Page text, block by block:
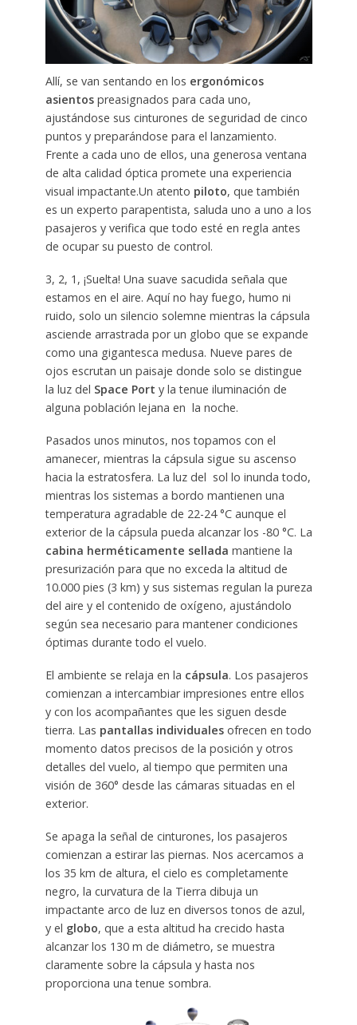
Allí, se van sentando en los ergonómicos
asientospreasignados para cada uno,
ajustándose sus cinturones de seguridad de cinco
puntos y preparándose para el lanzamiento.
Frente a cada uno de ellos, una generosa ventana
de alta calidad óptica promete una experiencia
visual impactante.Un atento piloto, que también
es un experto parapentista, saluda uno a uno a los
pasajeros y verifica que todo esté en regla antes
de ocupar su puesto de control.
3, 2, 1, ¡Suelta! Una suave sacudida señala que
estamos en el aire. Aquí no hay fuego, humo ni
ruido, solo un silencio solemne mientras la cápsula
asciende arrastrada por un globo que se expande
como una gigantesca medusa. Nueve pares de
ojos escrutan un paisaje donde solo se distingue
la luz del Space Port y la tenue iluminación de
alguna población lejana en la noche.
Pasados unos minutos, nos topamos con el
amanecer, mientras la cápsula sigue su ascenso
hacia la estratosfera. La luz del sol lo inunda todo,
mientras los sistemas a bordo mantienen una
temperatura agradable de 22-24 °C aunque el
exterior de la cápsula pueda alcanzar los -80 °C. La
cabina herméticamente sellada mantiene la
presurización para que no exceda la altitud de
10.000 pies (3 km) y sus sistemas regulan la pureza
del aire y el contenido de oxígeno, ajustándolo
según sea necesario para mantener condiciones
óptimas durante todo el vuelo.
El ambiente se relaja en la cápsula. Los pasajeros
comienzan a intercambiar impresiones entre ellos
y con los acompañantes que les siguen desde
tierra. Las pantallas individuales ofrecen en todo
momento datos precisos de la posición y otros
detalles del vuelo, al tiempo que permiten una
visión de 360° desde las cámaras situadas en el
exterior.
Se apaga la señal de cinturones, los pasajeros
comienzan a estirar las piernas. Nos acercamos a
los 35 km de altura, el cielo es completamente
negro, la curvatura de la Tierra dibuja un
impactante arco de luz en diversos tonos de azul,
y el globo, que a esta altitud ha crecido hasta
alcanzar los 130 m de diámetro, se muestra
claramente sobre la cápsula y hasta nos
proporciona una tenue sombra.